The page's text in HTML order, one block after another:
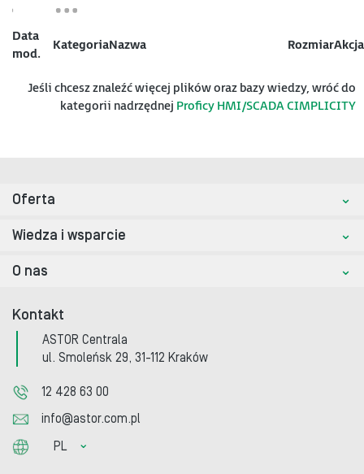
Data
mod.
KategoriaNazwa RozmiarAkcja
Jeśli chcesz znaleźć więcej plików oraz bazy wiedzy, wróć do
kategorii nadrzędnej Proficy HMI/SCADA CIMPLICITY
Oferta
Wiedza i wsparcie
O nas
Kontakt
ASTOR Centrala
ul. Smoleńsk 29, 31-112 Kraków
12 428 63 00
info@astor.com.pl
PL